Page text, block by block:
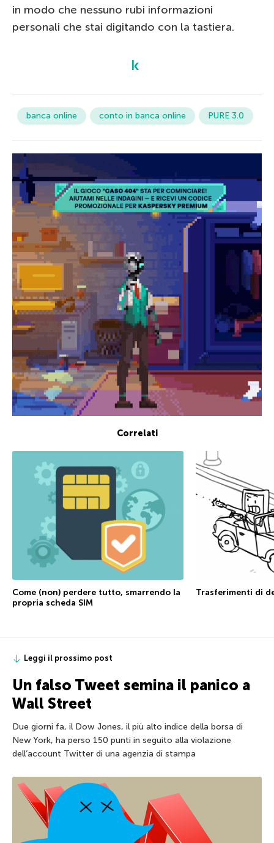
in modo che nessuno rubi informazioni
personali che stai digitando con la tastiera.
banca online conto in banca online PURE 3.0
Correlati
Come (non) perdere tutto, smarrendo la
propria scheda SIM
Trasferimenti di
Leggi il prossimo post
Un falso Tweet semina il panico a
Wall Street
Due giorni fa, il Dow Jones, il più alto indice della borsa di
New York, ha perso 150 punti in seguito alla violazione
dell’account Twitter di una agenzia di stampa